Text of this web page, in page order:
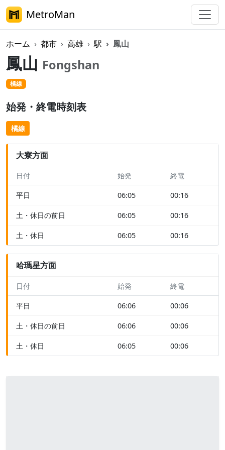
MetroMan
ホーム 都市 高雄 駅 鳳山
鳳山 Fongshan
橘線
始発・終電時刻表
橘線
大寮方面
日付 始発 終電
平日 06:05 00:16
土・休日の前日 06:05 00:16
土・休日 06:05 00:16
哈瑪星方面
日付 始発 終電
平日 06:06 00:06
土・休日の前日 06:06 00:06
土・休日 06:05 00:06